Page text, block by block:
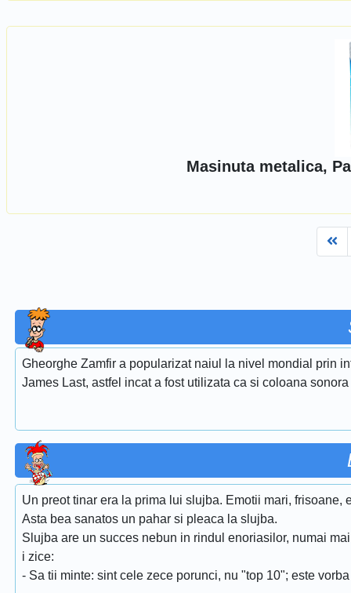
Masinuta metalica,
Gheorghe Zamfir a popularizat naiul la nivel mondial prin
James Last, astfel incat a fost utilizata ca si coloana
Un preot tinar era la prima lui slujba. Emotii mari,
Asta bea sanatos un pahar si pleaca la slujba.
Slujba are un succes nebun in rindul enoriasilor, numai
i zice:
- Sa tii minte: sint cele zece porunci, nu "top 10"; este